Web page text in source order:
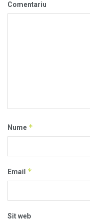
Comentariu
Nume *
Email *
Sit web